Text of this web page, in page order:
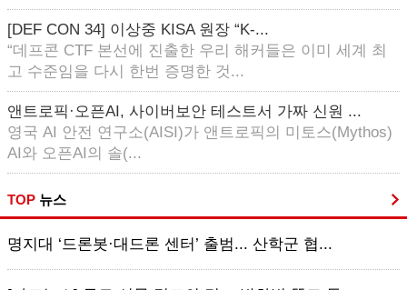
[DEF CON 34] 이상중 KISA 원장 “K-...
“데프콘 CTF 본선에 진출한 우리 해커들은 이미 세계 최
고 수준임을 다시 한번 증명한 것...
앤트로픽·오픈AI, 사이버보안 테스트서 가짜 신원 ...
영국 AI 안전 연구소(AISI)가 앤트로픽의 미토스(Mythos)
AI와 오픈AI의 솔(...
TOP 뉴스
명지대 ‘드론봇·대드론 센터’ 출범... 산학군 협...